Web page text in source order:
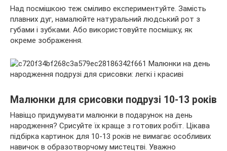
Над посмішкою теж сміливо експериментуйте. Замість
плавних дуг, намалюйте натуральний людський рот з
губами і зубками. Або використовуйте посмішку, як
окреме зображення.
Малюнки для срисовки подрузі 10-13 років
Навіщо придумувати малюнки в подарунок на день
народження? Срисуйте їх краще з готових робіт. Цікава
підбірка картинок для 10-13 років не вимагає особливих
навичок в образотворчому мистецтві. Уважно